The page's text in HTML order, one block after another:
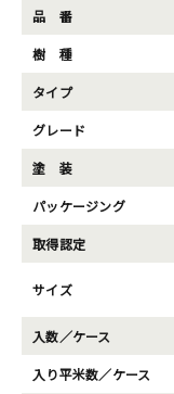
品 番
樹 種
タイプ
グレード
塗 装
パッケージング
取得認定
サイズ
入数／ケース
入り平米数／ケース